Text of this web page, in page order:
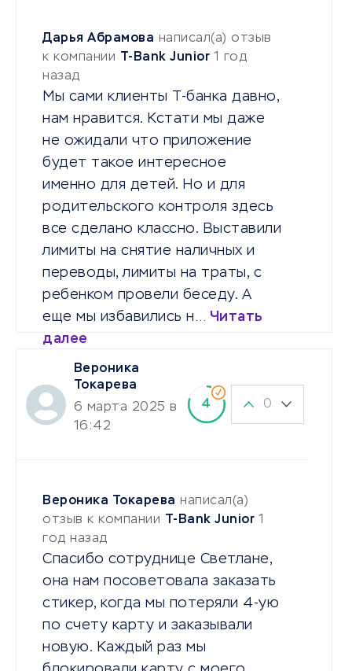
Дарья Абрамова написал(а) отзыв
к компании
T-Bank Junior 1 год
назад
Мы сами клиенты Т-банка давно,
нам нравится. Кстати мы даже
не ожидали что приложение
будет такое интересное
именно для детей. Но и для
родительского контроля здесь
все сделано классно. Выставили
лимиты на снятие наличных и
переводы, лимиты на траты, с
ребенком провели беседу. А
еще мы избавились н… Читать
далее
Вероника
Токарева
6 марта 2025 в
16:42
4 0
Вероника Токарева написал(а)
отзыв к компании
T-Bank Junior 1
год назад
Спасибо сотруднице Светлане,
она нам посоветовала заказать
стикер, когда мы потеряли 4-ую
по счету карту и заказывали
новую. Каждый раз мы